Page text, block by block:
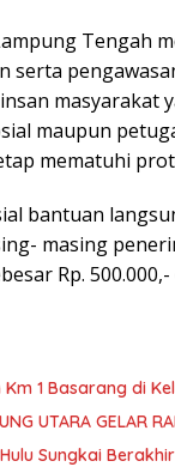
Tengah
serta
masyarakat
maupun
mematuhi
bantuan
masing
Rp.
1 Basarang di
UTARA GELAR
Sungkai